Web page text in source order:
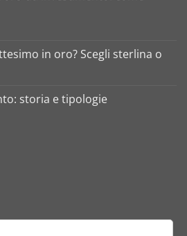
in oro? Scegli sterlina o
storia e tipologie